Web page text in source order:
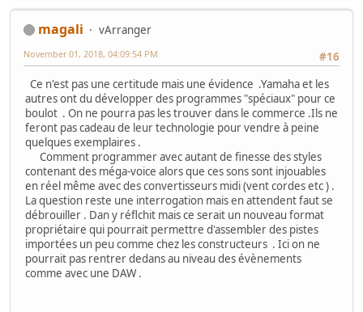
magali
vArranger
#16
November 01, 2018, 04:09:54 PM
Ce n'est pas une certitude mais une évidence .Yamaha et les
autres ont du développer des programmes "spéciaux" pour ce
boulot . On ne pourra pas les trouver dans le commerce .Ils ne
feront pas cadeau de leur technologie pour vendre à peine
quelques exemplaires .
Comment programmer avec autant de finesse des styles
contenant des méga-voice alors que ces sons sont injouables
en réel même avec des convertisseurs midi (vent cordes etc ) .
La question reste une interrogation mais en attendent faut se
débrouiller . Dan y réflchit mais ce serait un nouveau format
propriétaire qui pourrait permettre d'assembler des pistes
importées un peu comme chez les constructeurs . Ici on ne
pourrait pas rentrer dedans au niveau des évènements
comme avec une DAW .